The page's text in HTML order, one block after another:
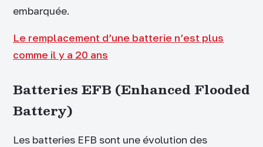
embarquée.
Le remplacement d’une batterie n’est plus
comme il y a 20 ans
Batteries EFB (Enhanced Flooded
Battery)
Les batteries EFB sont une évolution des